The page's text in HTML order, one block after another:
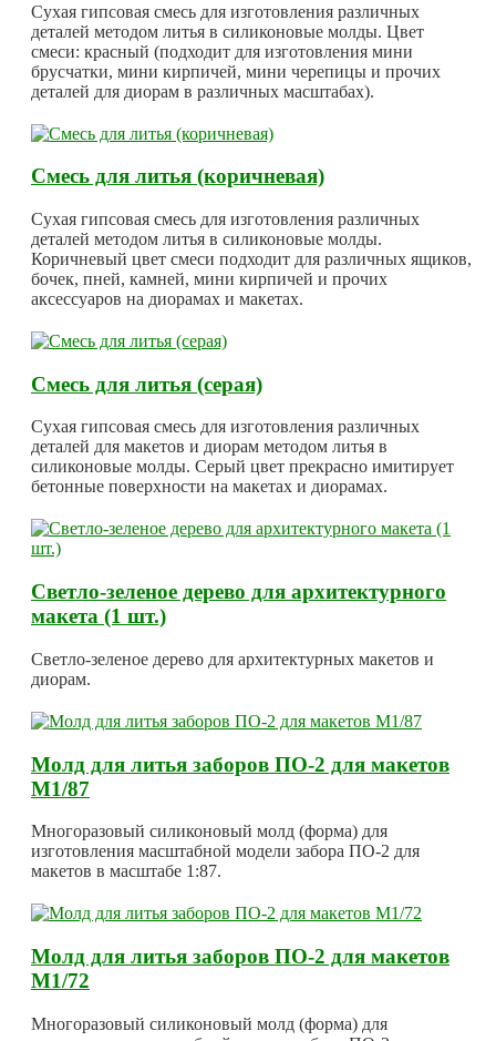
Сухая гипсовая смесь для изготовления различных
деталей методом литья в силиконовые молды. Цвет
смеси: красный (подходит для изготовления мини
брусчатки, мини кирпичей, мини черепицы и прочих
деталей для диорам в различных масштабах).
Смесь для литья (коричневая)
Сухая гипсовая смесь для изготовления различных
деталей методом литья в силиконовые молды.
Коричневый цвет смеси подходит для различных ящиков,
бочек, пней, камней, мини кирпичей и прочих
аксессуаров на диорамах и макетах.
Смесь для литья (серая)
Сухая гипсовая смесь для изготовления различных
деталей для макетов и диорам методом литья в
силиконовые молды. Серый цвет прекрасно имитирует
бетонные поверхности на макетах и диорамах.
Светло-зеленое дерево для архитектурного
макета (1 шт.)
Светло-зеленое дерево для архитектурных макетов и
диорам.
Молд для литья заборов ПО-2 для макетов
М1/87
Многоразовый силиконовый молд (форма) для
изготовления масштабной модели забора ПО-2 для
макетов в масштабе 1:87.
Молд для литья заборов ПО-2 для макетов
М1/72
Многоразовый силиконовый молд (форма) для